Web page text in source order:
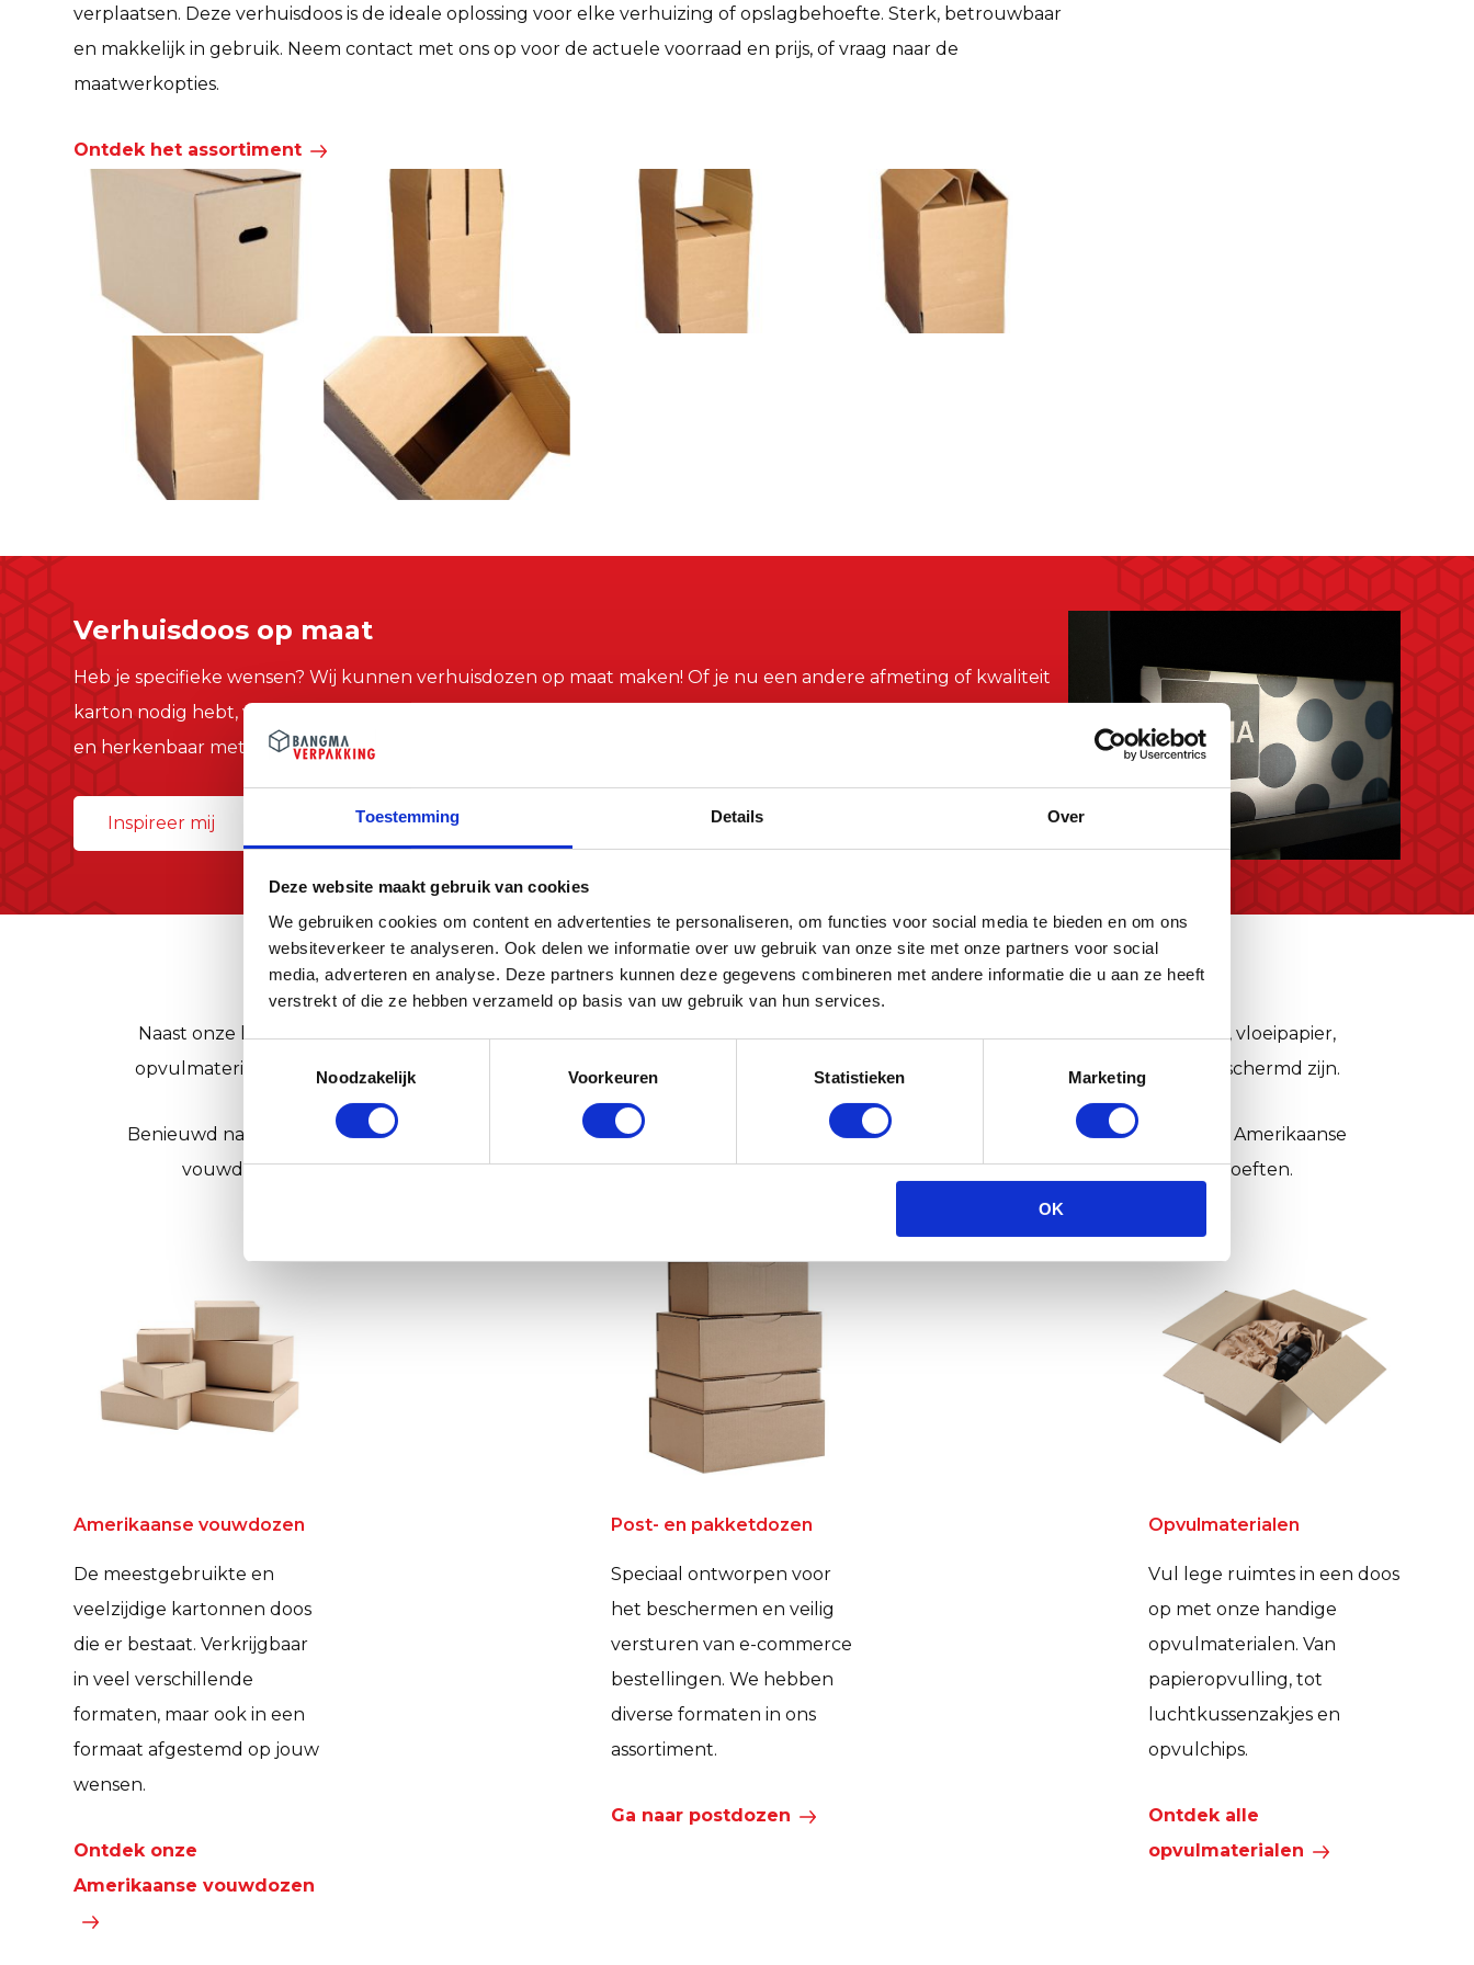
Toestemming Details Over
Deze website maakt gebruik van cookies
We gebruiken cookies om content en advertenties te personaliseren, om functies voor social media te bieden en om ons
websiteverkeer te analyseren. Ook delen we informatie over uw gebruik van onze site met onze partners voor social
media, adverteren en analyse. Deze partners kunnen deze gegevens combineren met andere informatie die u aan ze heeft
verstrekt of die ze hebben verzameld op basis van uw gebruik van hun services.
Noodzakelijk
Voorkeuren Statistieken Marketing
OK
verplaatsen. Deze verhuisdoos is de ideale oplossing voor elke verhuizing of opslagbehoefte. Sterk, betrouwbaar
en makkelijk in gebruik. Neem contact met ons op voor de actuele voorraad en prijs, of vraag naar de
maatwerkopties.
Ontdek het assortiment
Verhuisdoos op maat
Heb je specifieke wensen? Wij kunnen verhuisdozen op maat maken! Of je nu een andere afmeting of kwaliteit
karton nodig hebt, wij helpen je graag verder. Ook bedrukking met jouw logo of huisstijl is mogelijk. Verpak slim
en herkenbaar met Bangma Verpakking.
Inspireer mij
Bescherm je goederen
Naast onze hoogwaardige verhuisdozen bieden we een scala aan opvul- en beschermingsmaterialen, zoals luchtkussenfolie, vloeipapier,
opvulmateriaal en pakpapier. Hiermee zorg je ervoor dat al je waardevolle eigendommen tijdens de verhuizing maximaal beschermd zijn.
Benieuwd naar wat Bangma Verpakking nog meer te bieden heeft? Ontdek ons uitgebreide assortiment verpakkingen, zoals Amerikaanse
vouwdozen en postdozen. Bij Bangma Verpakking hebben we altijd een passende oplossing voor jouw verpakkingsbehoeften.
Amerikaanse vouwdozen
De meestgebruikte en
veelzijdige kartonnen doos
die er bestaat. Verkrijgbaar
in veel verschillende
formaten, maar ook in een
formaat afgestemd op jouw
wensen.
Ontdek onze
Amerikaanse vouwdozen
Post- en pakketdozen
Speciaal ontworpen voor
het beschermen en veilig
versturen van e-commerce
bestellingen. We hebben
diverse formaten in ons
assortiment.
Ga naar postdozen
Opvulmaterialen
Vul lege ruimtes in een doos
op met onze handige
opvulmaterialen. Van
papieropvulling, tot
luchtkussenzakjes en
opvulchips.
Ontdek alle
opvulmaterialen